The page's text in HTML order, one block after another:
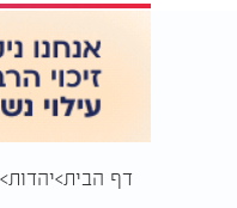
דף הבית יהדות